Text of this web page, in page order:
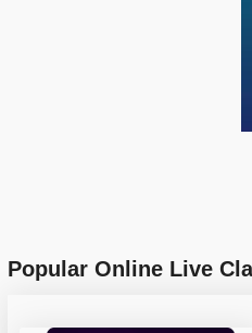
Popular Online Live